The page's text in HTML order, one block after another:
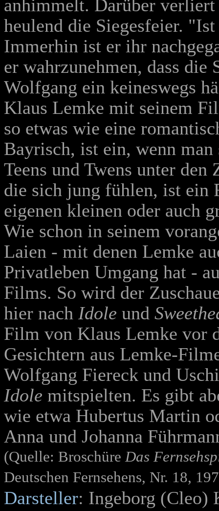
anhimmelt. Darüber verliert
heulend die Siegesfeier.
Immerhin ist er ihr
er wahrzunehmen, dass die
Wolfgang ein keineswegs
Klaus Lemke mit seinem
so etwas wie eine
Bayrisch, ist ein, wenn
Teens und Twens unter
die sich jung fühlen, ist
eigenen kleinen oder auch
Wie schon in seinem
Laien - mit denen Lemke
Privatleben Umgang hat -
Films. So wird der
hier nach Idole und
Film von Klaus Lemke vor
Gesichtern aus Lemke-
Wolfgang Fiereck und
Idole mitspielten. Es gibt
wie etwa Hubertus Martin
Anna und Johanna
(Quelle: BroschüreDas
Deutschen Fernsehens, Nr. 18,
Darsteller: Ingeborg (Cleo)